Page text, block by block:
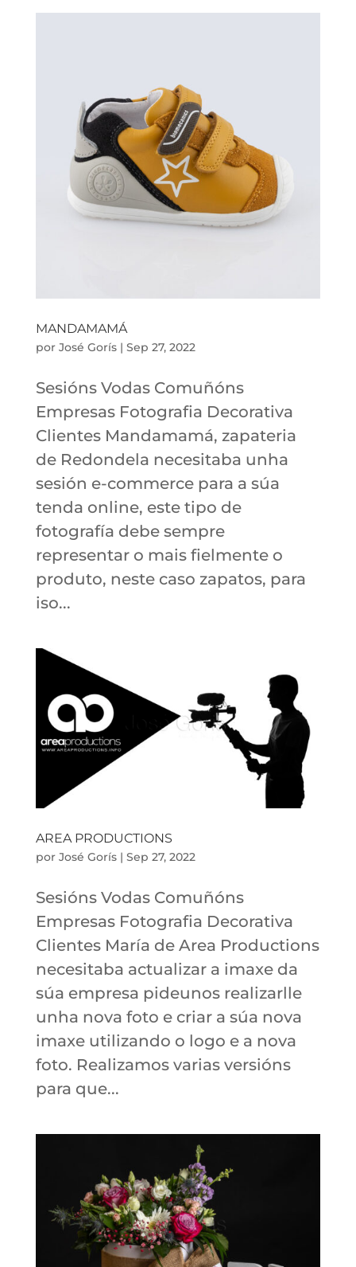
MANDAMAMÁ
por José Gorís| Sep 27, 2022
Sesións Vodas Comuñóns
Empresas Fotografia Decorativa
Clientes Mandamamá, zapateria
de Redondela necesitaba unha
sesión e-commerce para a súa
tenda online, este tipo de
fotografía debe sempre
representar o mais fielmente o
produto, neste caso zapatos, para
iso...
AREA PRODUCTIONS
por José Gorís| Sep 27, 2022
Sesións Vodas Comuñóns
Empresas Fotografia Decorativa
Clientes María de Area Productions
necesitaba actualizar a imaxe da
súa empresa pideunos realizarlle
unha nova foto e criar a súa nova
imaxe utilizando o logo e a nova
foto. Realizamos varias versións
para que...